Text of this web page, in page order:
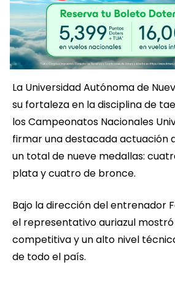
La Universidad Autónoma de
su fortaleza en la disciplina de
los Campeonatos Nacionales
firmar una destacada actuación
un total de nueve medallas:
plata y cuatro de bronce.
Bajo la dirección del entrenador
el representativo auriazul mostró
competitiva y un alto nivel
de todo el país.